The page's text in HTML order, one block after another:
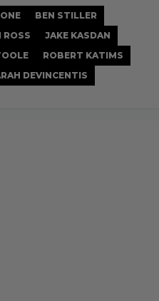
BEN STILLER
ROSS
JAKE KASDAN
ROBERT KATIMS
DEVINCENTIS